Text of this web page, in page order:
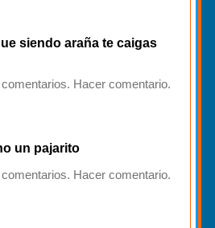
siendo araña te caigas
Hacer comentario.
un pajarito
Hacer comentario.